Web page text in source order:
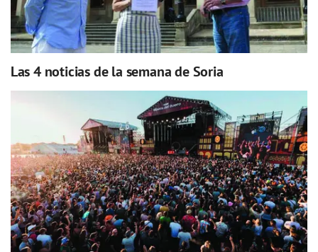
Las 4 noticias de la semana de Soria